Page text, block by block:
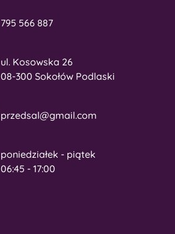
795 566 887
ul. Kosowska 26
08-300 Sokołów Podlaski
przedsal@gmail.com
poniedziałek - piątek
06:45 - 17:00